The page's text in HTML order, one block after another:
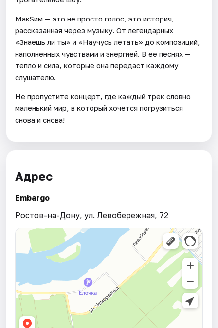
МакSим — это не просто голос, это история,
рассказанная через музыку. От легендарных
«Знаешь ли ты» и «Научусь летать» до композиций,
наполненных чувствами и энергией. В её песнях —
тепло и сила, которые она передаст каждому
слушателю.
Не пропустите концерт, где каждый трек словно
маленький мир, в который хочется погрузиться
снова и снова!
Адрес
Embargo
Ростов-на-Дону, ул. Левобережная, 72